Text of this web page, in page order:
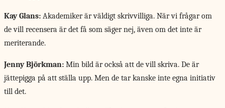
Kay Glans: Akademiker är väldigt skrivvilliga. När vi frågar om
de vill recensera är det få som säger nej, även om det inte är
meriterande.
Jenny Björkman: Min bild är också att de vill skriva. De är
jättepigga på att ställa upp. Men de tar kanske inte egna initiativ
till det.